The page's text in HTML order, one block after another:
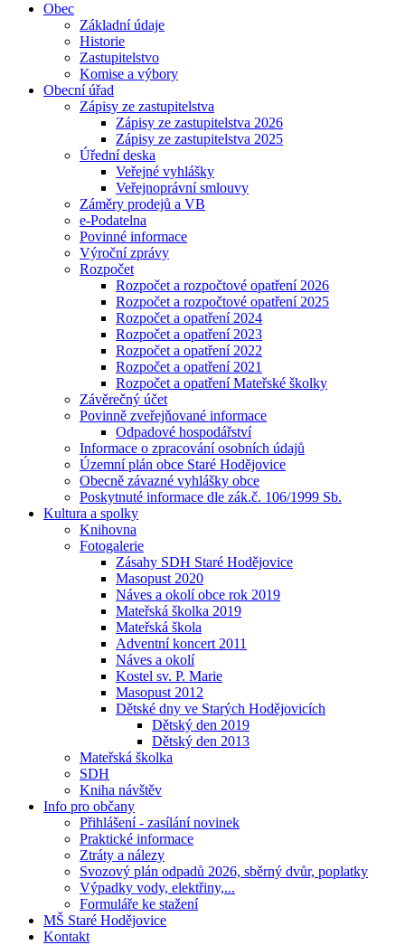
Obec
Základní údaje
Historie
Zastupitelstvo
Komise a výbory
Obecní úřad
Zápisy ze zastupitelstva
Zápisy ze zastupitelstva 2026
Zápisy ze zastupitelstva 2025
Úřední deska
Veřejné vyhlášky
Veřejnoprávní smlouvy
Záměry prodejů a VB
e-Podatelna
Povinné informace
Výroční zprávy
Rozpočet
Rozpočet a rozpočtové opatření 2026
Rozpočet a rozpočtové opatření 2025
Rozpočet a opatření 2024
Rozpočet a opatření 2023
Rozpočet a opatření 2022
Rozpočet a opatření 2021
Rozpočet a opatření Mateřské školky
Závěrečný účet
Povinně zveřejňované informace
Odpadové hospodářství
Informace o zpracování osobních údajů
Územní plán obce Staré Hodějovice
Obecně závazné vyhlášky obce
Poskytnuté informace dle zák.č. 106/1999 Sb.
Kultura a spolky
Knihovna
Fotogalerie
Zásahy SDH Staré Hodějovice
Masopust 2020
Náves a okolí obce rok 2019
Mateřská školka 2019
Mateřská škola
Adventní koncert 2011
Náves a okolí
Kostel sv. P. Marie
Masopust 2012
Dětské dny ve Starých Hodějovicích
Dětský den 2019
Dětský den 2013
Mateřská školka
SDH
Kniha návštěv
Info pro občany
Přihlášení - zasílání novinek
Praktické informace
Ztráty a nálezy
Svozový plán odpadů 2026, sběrný dvůr, poplatky
Výpadky vody, elektřiny,...
Formuláře ke stažení
MŠ Staré Hodějovice
Kontakt